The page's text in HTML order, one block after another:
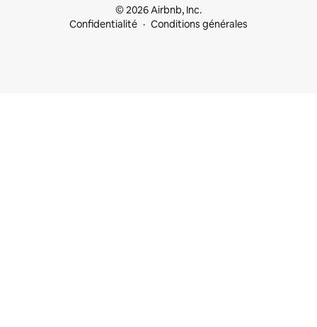
© 2026 Airbnb, Inc.
Confidentialité
Conditions générales